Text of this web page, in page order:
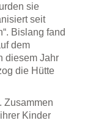
sie
seit
Bislang fand
dem
diesem Jahr
die Hütte
Zusammen
Kinder